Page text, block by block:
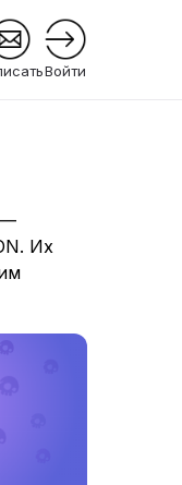
Войти
—
Их